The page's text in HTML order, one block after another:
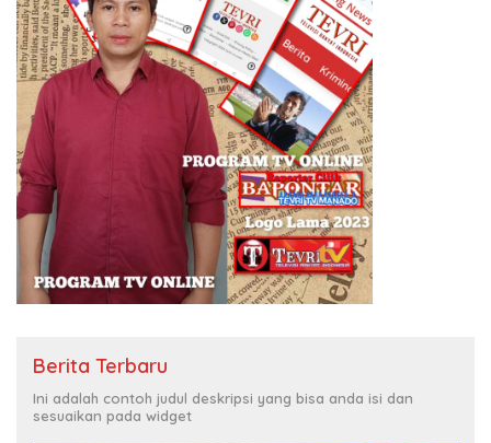
Berita Terbaru
Ini adalah contoh judul deskripsi yang bisa anda isi dan
sesuaikan pada widget